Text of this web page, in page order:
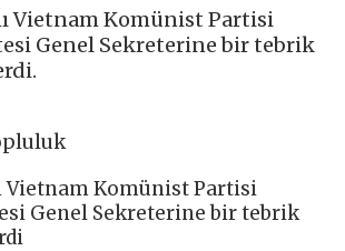
Vietnam Komünist Partisi
Genel Sekreterine bir tebrik
Vietnam Komünist Partisi
Genel Sekreterine bir tebrik